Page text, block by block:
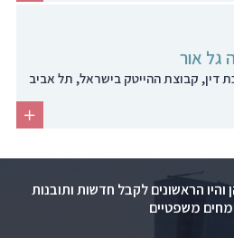
גל אור
דין, קבוצת ההייטק בישראל, תל אביב
והיו הראשונים לקבל חדשות ותובנות
משפטיים